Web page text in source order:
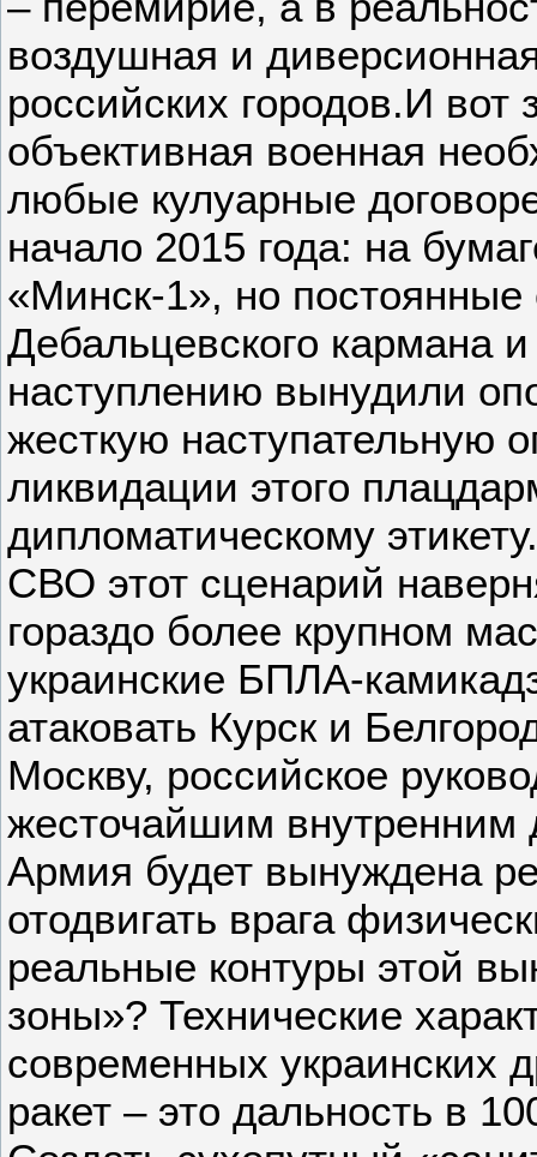
воздушная и
российских городов.И вот
объективная военная
любые кулуарные
начало 2015 года: на
«Минск-1», но
Дебальцевского кармана
наступлению вынудили
жесткую наступательную
ликвидации этого
дипломатическому
СВО этот сценарий
гораздо более крупном
украинские БПЛА-
атаковать Курск и
Москву, российское
жесточайшим внутренним
Армия будет вынуждена
отодвигать врага
реальные контуры этой
зоны»? Технические
современных украинских
ракет – это дальность в